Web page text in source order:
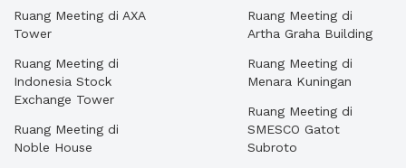
Ruang Meeting di AXA
Tower
Ruang Meeting di
Indonesia Stock
Exchange Tower
Ruang Meeting di
Noble House
Ruang Meeting di
Artha Graha Building
Ruang Meeting di
Menara Kuningan
Ruang Meeting di
SMESCO Gatot
Subroto